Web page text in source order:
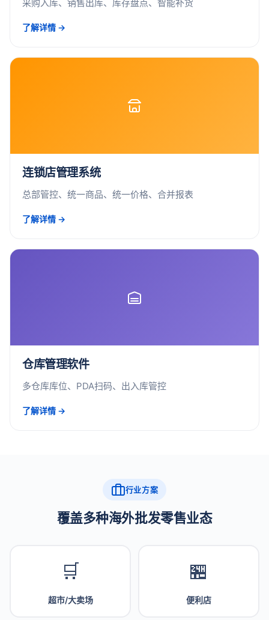
采购入库、销售出库、库存盘点、智能补货
了解详情 →
连锁店管理系统
总部管控、统一商品、统一价格、合并报表
了解详情 →
仓库管理软件
多仓库库位、PDA扫码、出入库管控
了解详情 →
行业方案
覆盖多种海外批发零售业态
🛒
超市/大卖场
🏪
便利店